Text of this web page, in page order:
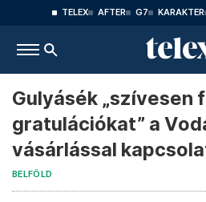
TELEX AFTER G7 KARAKTER
Gulyásék „szívesen
gratulációkat” a
vásárlással
BELFÖLD